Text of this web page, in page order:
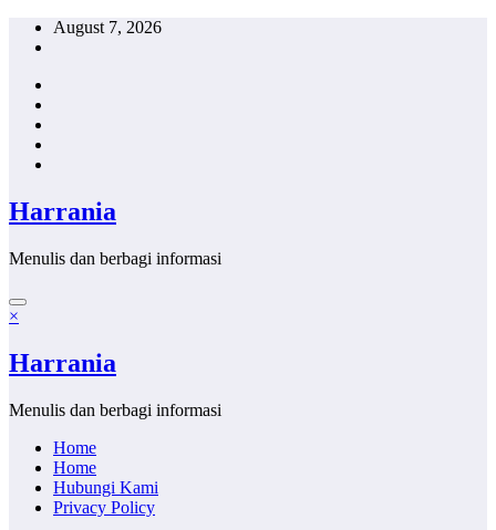
Skip
August 7, 2026
Harrania
Menulis dan berbagi informasi
×
Harrania
Menulis dan berbagi informasi
Home
Home
Hubungi Kami
Privacy Policy